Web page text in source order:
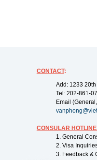
CONTACT:
Add: 1233
Tel: 202-861-
Email
CONSULAR
1. General
2. Visa
3. Feedback &